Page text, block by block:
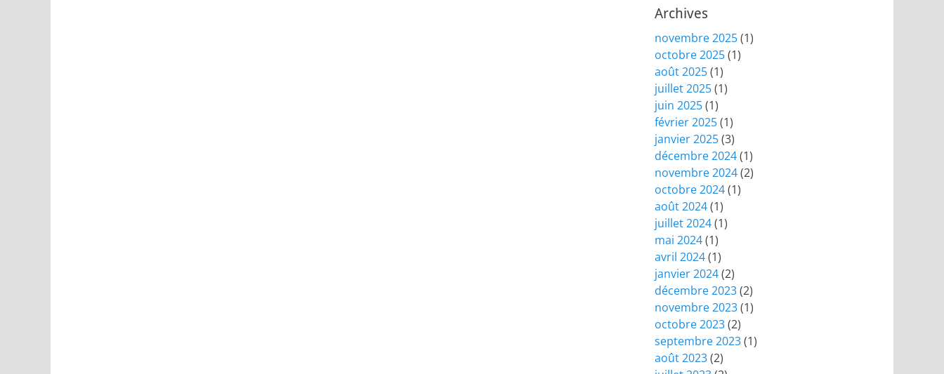
Archives
novembre 2025(1)
octobre 2025(1)
août 2025(1)
juillet 2025(1)
juin 2025(1)
février 2025(1)
janvier 2025(3)
décembre 2024(1)
novembre 2024(2)
octobre 2024(1)
août 2024(1)
juillet 2024(1)
mai 2024(1)
avril 2024(1)
janvier 2024(2)
décembre 2023(2)
novembre 2023(1)
octobre 2023(2)
septembre 2023(1)
août 2023(2)